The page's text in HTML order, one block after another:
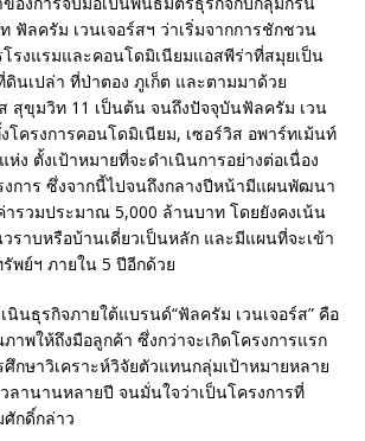
ฟัลครัม เวนเจอร์สฯ ว่าเริ่มจากการชักชวน
รงแรมและคอนโดมิเนียมแอสพีร่าที่สมุยเป็น
นเปล่า ที่ป่าตอง ภูเก็ต และตามมาด้วย
สุขุมวิท 11 เป็นต้น จนถึงปัจจุบันฟัลครัม เวน
โครงการคอนโดมิเนียม, เซอร์วิส อพาร์ทเม้นท์
ง ตั้งเป้าหมายที่จะดำเนินการอย่างต่อเนื่อง
งการ ซึ่งจากนี้ไปจนถึงกลางปีหน้ามีแผนพัฒนา
ารวมประมาณ 5,000 ล้านบาท โดยยังคงเน้น
ราบหรือบ้านเดี่ยวเป็นหลัก และมีแผนที่จะเข้า
พย์ฯ ภายใน 5 ปีอีกด้วย
นินธุรกิจภายใต้แบรนด์“ฟัลครัม เวนเจอร์ส” คือ
พให้ถึงมือลูกค้า ซึ่งกว่าจะเกิดโครงการแรก
ศึกษาวิเคราะห์วิจัยตัวแทนกลุ่มเป้าหมายหลาย
ลานานหลายปี จนมั่นใจว่าเป็นโครงการที่
กดิ์กล่าว